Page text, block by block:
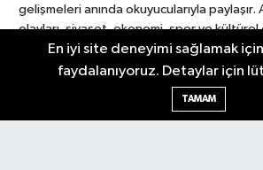
gelişmeleri anında okuyucularıyla paylaşır.
olayları, siyaset, ekonomi, spor ve
Gazetesi'ni takip edin. Başkentin
En iyi site deneyimi sağlamak
faydalanıyoruz. Detaylar için
TAMAM